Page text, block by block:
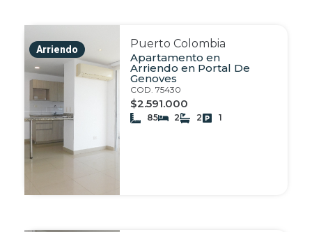
Arriendo
Puerto Colombia
Apartamento en
Arriendo en Portal De
Genoves
COD. 75430
$2.591.000
85 2 2 1